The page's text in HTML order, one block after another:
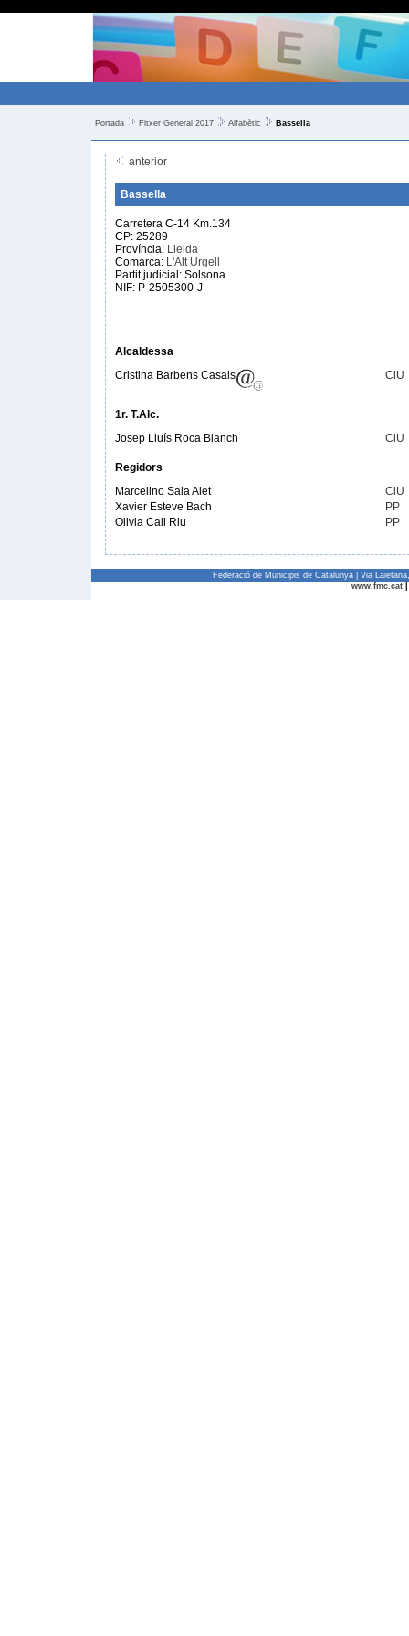
Portada Fitxer General 2017 Alfabètic Bassella
anterior
Bassella
Carretera C-14 Km.134
CP: 25289
Província: Lleida
Comarca: L'Alt Urgell
Partit judicial: Solsona
NIF: P-2505300-J
Alcaldessa
Cristina Barbens Casals
CiU
1r. T.Alc.
Josep Lluís Roca Blanch
CiU
Regidors
Marcelino Sala Alet
CiU
Xavier Esteve Bach
PP
Olivia Call Riu
PP
Federació de Municipis de Catalunya | Via
www.fmc.cat